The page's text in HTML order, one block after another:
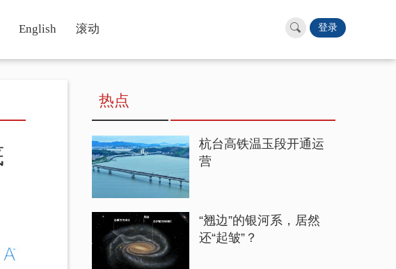
English 滚动 登录
热点
杭台高铁温玉段开通运
营
“翘边”的银河系，居然
还“起皱”？